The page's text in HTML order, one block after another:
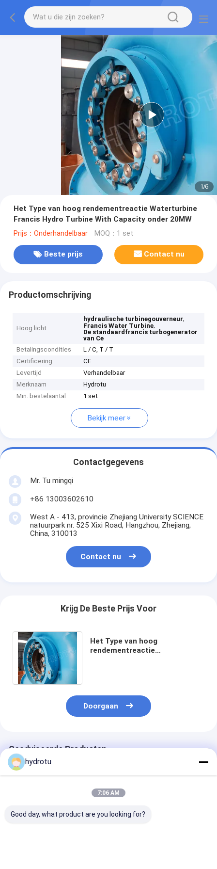
1/6
Het Type van hoog rendementreactie Waterturbine
Francis Hydro Turbine With Capacity onder 20MW
Prijs：Onderhandelbaar MOQ：1 set
Beste prijs Contact nu
Productomschrijving
Hoog licht
hydraulische turbinegouverneur,
Francis Water Turbine,
De standaardfrancis turbogenerator
van Ce
Betalingscondities
L / C, T / T
Certificering
CE
Levertijd
Verhandelbaar
Merknaam
Hydrotu
Min. bestelaantal
1 set
Bekijk meer
Contactgegevens
Mr. Tu mingqi
+86 13003602610
West A - 413, provincie Zhejiang University SCIENCE
natuurpark nr. 525 Xixi Road, Hangzhou, Zhejiang,
China, 310013
Contact nu
Krijg De Beste Prijs Voor
Het Type van hoog
rendementreactie
Doorgaan
Geadviseerde Producten
hydrotu
7:06 AM
Good day, what product are you looking for?